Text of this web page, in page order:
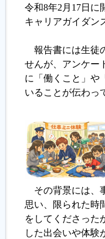
令和8年2月17日に
キャリアガイダン
報告書には生徒
せんが、アンケー
に「働くこと」や
いることが伝わっ
その背景には、
思い、限られた時
をしてくださった
した出会いや体験